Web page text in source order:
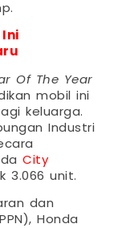
Ini
Of The Year
mobil ini
keluarga.
Industri
City
3.066 unit.
dan
Honda